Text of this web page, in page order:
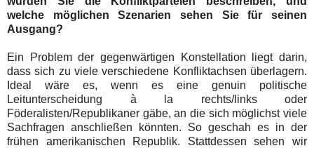
welche möglichen Szenarien sehen Sie für seinen
Ausgang?
Ein Problem der gegenwärtigen Konstellation liegt darin,
dass sich zu viele verschiedene Konfliktachsen überlagern.
Ideal wäre es, wenn es eine genuin politische
Leitunterscheidung à la rechts/links oder
Föderalisten/Republikaner gäbe, an die sich möglichst viele
Sachfragen anschließen könnten. So geschah es in der
frühen amerikanischen Republik. Stattdessen sehen wir